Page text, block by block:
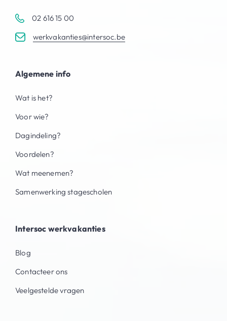
02 616 15 00
werkvakanties@intersoc.be
Algemene info
Wat is het?
Voor wie?
Dagindeling?
Voordelen?
Wat meenemen?
Samenwerking stagescholen
Intersoc werkvakanties
Blog
Contacteer ons
Veelgestelde vragen